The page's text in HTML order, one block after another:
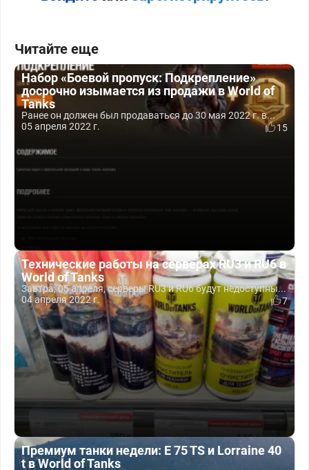
Читайте еще
Набор «Боевой пропуск: Подкрепление»
досрочно изымается из продажи в World of
Tanks
Ранее он должен был продаваться до 30 мая 2022 г. в...
05 апреля 2022 г.
15
Технические работы на серверах RU3 и RU6 в
World of Tanks
Завтра, 05 апреля, серверы RU3 и RU6 будут недоступны...
04 апреля 2022 г.
7
Премиум танки недели: E 75 TS и Lorraine 40
t в World of Tanks